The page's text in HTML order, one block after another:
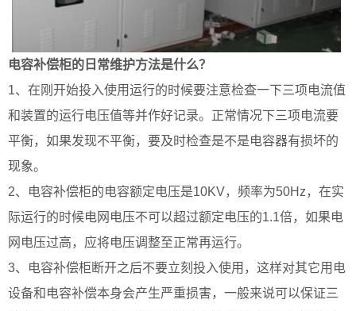
电容补偿柜的日常维护方法是什么？
1、在刚开始投入使用运行的时候要注意检查一下三项电流值
和装置的运行电压值等并作好记录。正常情况下三项电流要
平衡，如果发现不平衡，要及时检查是不是电容器有损坏的
现象。
2、电容补偿柜的电容额定电压是10KV，频率为50Hz，在实
际运行的时候电网电压不可以超过额定电压的1.1倍，如果电
网电压过高，应将电压调整至正常再运行。
3、电容补偿柜断开之后不要立刻投入使用，这样对其它用电
设备和电容补偿本身会产生严重损害，一般来说可以保证三